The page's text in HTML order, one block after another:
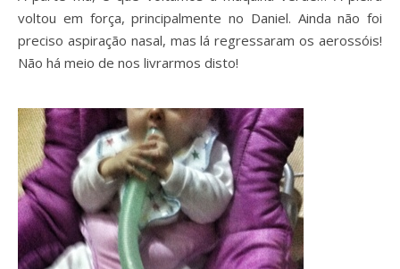
voltou em força, principalmente no Daniel. Ainda não foi
preciso aspiração nasal, mas lá regressaram os aerossóis!
Não há meio de nos livrarmos disto!